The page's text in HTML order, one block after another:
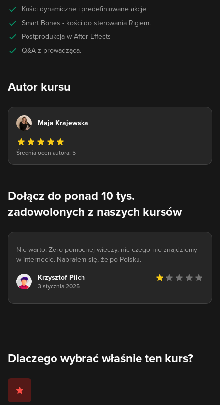
Kości dynamiczne i predefiniowane akcje
Smart Bones - kości do sterowania Rigiem.
Postprodukcja w After Effects
Q&A z prowadząca.
Autor kursu
Maja Krajewska
Średnia ocen autora: 5
Dołącz do ponad 10 tys.
zadowolonych z naszych kursów
Nie warto. Zero pomocnej wiedzy, nic czego nie znajdziemy
w internecie. Nabrałem się, że po Polsku.
Krzysztof Pilch
3 stycznia 2025
Dlaczego wybrać właśnie ten kurs?